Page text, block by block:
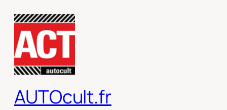
contenu
AUTOcult.fr